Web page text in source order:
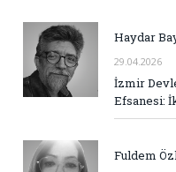
Haydar
29.04.2026
İzmir
Efsanesi:
Fuldem